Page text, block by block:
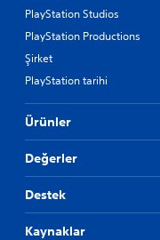
PlayStation Studios
PlayStation Productions
Şirket
PlayStation tarihi
Ürünler
Değerler
Destek
Kaynaklar